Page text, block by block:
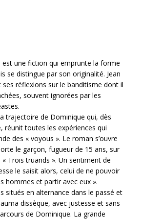
est une fiction qui emprunte la forme
se distingue par son originalité. Jean
ses réflexions sur le banditisme dont il
souvent ignorées par les
trajectoire de Dominique qui, dès
réunit toutes les expériences qui
des « voyous ». Le roman s’ouvre
le garçon, fugueur de 15 ans, sur
Trois truands ». Un sentiment de
le saisit alors, celui de ne pouvoir
hommes et partir avec eux ».
situés en alternance dans le passé et
dissèque, avec justesse et sans
de Dominique. La grande